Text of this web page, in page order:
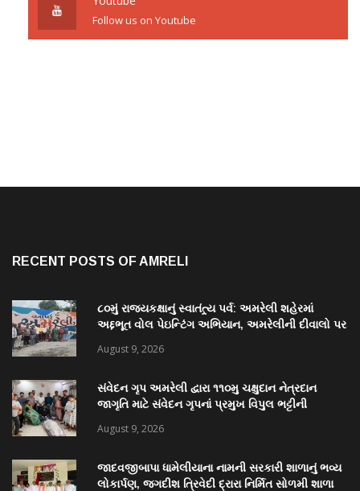
Follow us on Youtube
RECENT POSTS OF AMRELI
૮૦મું રાજ્યકક્ષાનું સ્વાતંત્ર્ય પર્વ: અમરેલી શહેરમાં
અદ્દભૂત વોલ પેઇન્ટિંગ અભિયાન, અમરેલીની દીવાલો પર
August 9, 2026
સંવેદન ગૃપ અમરેલી દ્વારા ૧૧૦મુ ચક્ષુદાન નેત્રદાન
જાગૃતિ માટે સંવેદન ગૃપનાં પ્રમુખ વિપુલ ભટ્ટીની
August 9, 2026
જાદવજીબાપા ધામેલીયાના નામની સરકારી શાળાનું ભવ્ય
લોકાર્પણ, જગદીશ ત્રિવેદી દ્રારા નિર્મિત સોળમી શાળા